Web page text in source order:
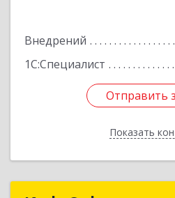
Внедрений
1С:Специалист
Отправить
Показать
Отправить
Назад